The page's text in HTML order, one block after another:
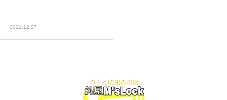
2021.12.27